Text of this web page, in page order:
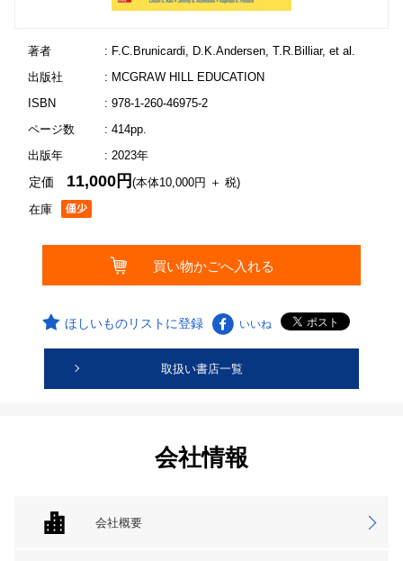
著者
: F.C.Brunicardi, D.K.Andersen, T.R.Billiar, et al.
出版社
: MCGRAW HILL EDUCATION
ISBN
: 978-1-260-46975-2
ページ数
: 414pp.
出版年
: 2023年
在庫
定価 11,000円(本体10,000円 ＋ 税)
ほしいものリストに登録 いいね
取扱い書店一覧
会社情報
会社概要